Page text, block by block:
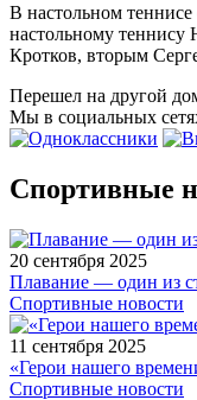
В настольном
настольному теннису
Кротков, вторым
Перешел на другой
Мы в социальных
Спортивные
20 сентября 2025
Плавание — один из
Спортивные новости
11 сентября 2025
«Герои нашего
Спортивные новости